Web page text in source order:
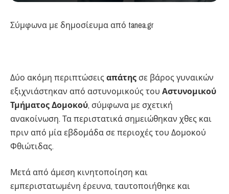
Σύμφωνα με δημοσίευμα από tanea.gr
Δύο ακόμη περιπτώσειςαπάτης σε βάρος γυναικών
εξιχνιάστηκαν από αστυνομικούς του Αστυνομικού
Τμήματος Δομοκού, σύμφωνα με σχετική
ανακοίνωση. Τα περιστατικά σημειώθηκαν χθες και
πριν από μία εβδομάδα σε περιοχές του Δομοκού
Φθιώτιδας.
Μετά από άμεση κινητοποίηση και
εμπεριστατωμένη έρευνα, ταυτοποιήθηκε και